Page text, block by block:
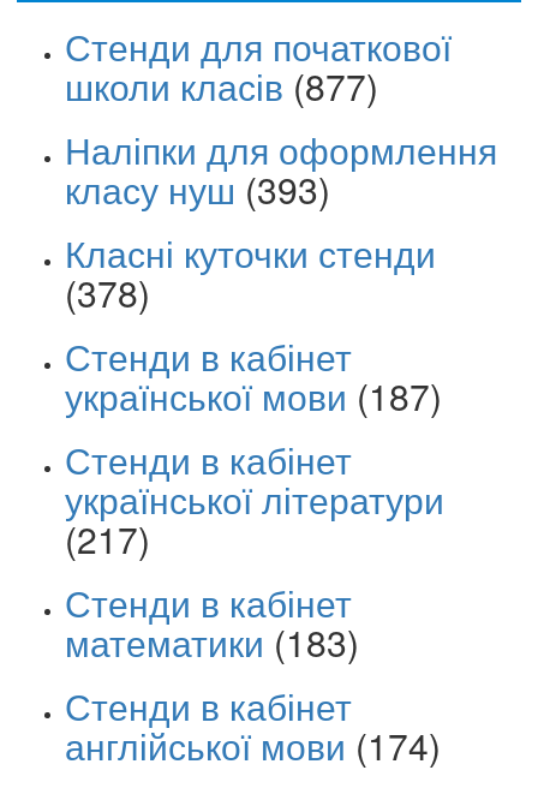
Стенди для початкової
школи класів (877)
Наліпки для оформлення
класу нуш (393)
Класні куточки стенди
(378)
Стенди в кабінет
української мови (187)
Стенди в кабінет
української літератури
(217)
Стенди в кабінет
математики (183)
Стенди в кабінет
англійської мови (174)